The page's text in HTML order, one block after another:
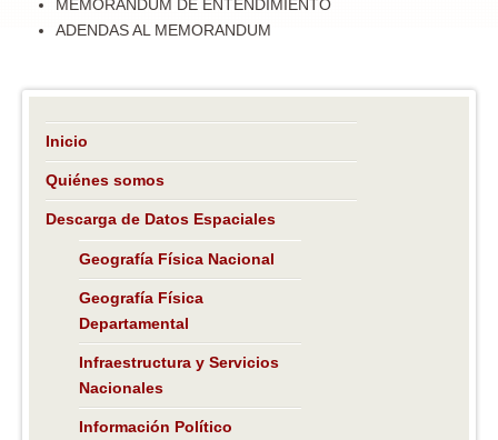
MEMORANDUM DE ENTENDIMIENTO
ADENDAS AL MEMORANDUM
Inicio
Quiénes somos
Descarga de Datos Espaciales
Geografía Física Nacional
Geografía Física
Departamental
Infraestructura y Servicios
Nacionales
Información Político